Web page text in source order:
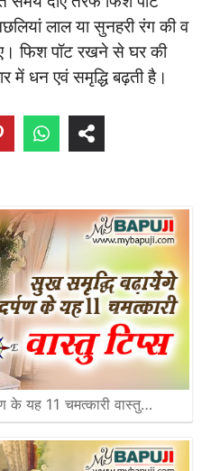
लाल या सुनहरी रंग की व
फिश पॉट रखने से घर की
में धन एवं समृद्धि बढ़ती है।
के यह 11 चमत्कारी वास्तु…